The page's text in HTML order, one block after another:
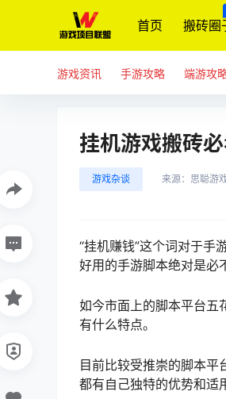
首页 搬砖圈
游戏资讯 手游攻略 端游攻
挂机游戏搬砖
游戏杂谈 来源： 思聪游
“挂机赚钱”这个词对于手
好用的手游脚本绝对是必
如今市面上的脚本平台五
有什么特点。
目前比较受推崇的脚本
都有自己独特的优势和适